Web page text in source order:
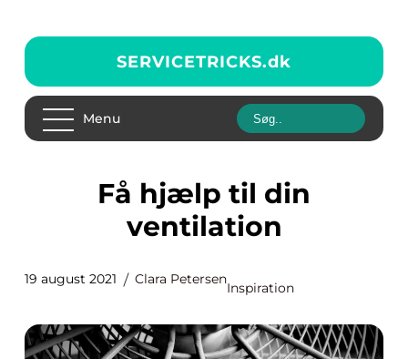
SERVICETRICKS.dk
Menu
Få hjælp til din
ventilation
19 august 2021 Clara Petersen
Inspiration